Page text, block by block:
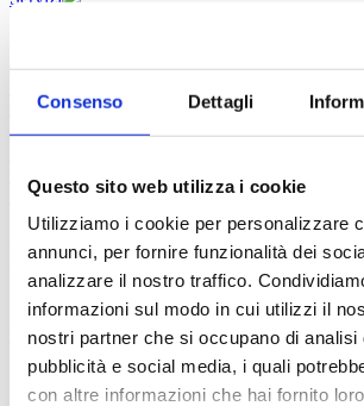
Consenso Dettagli
Questo sito web utilizza i cookie
Utilizziamo i cookie per personalizzare
annunci, per fornire funzionalità dei
analizzare il nostro traffico.
informazioni sul modo in cui utilizzi il
nostri partner che si occupano di analisi
pubblicità e social media, i quali
con altre informazioni che hai fornito
esamiRichiesta valutazione Consulenza
Centri convenzionati
Domande
Accedi Registrati
Medicina Estetica
Chi siamoFAQContatti